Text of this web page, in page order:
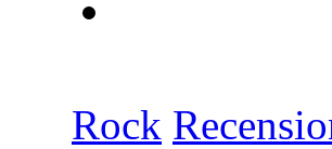
Rock